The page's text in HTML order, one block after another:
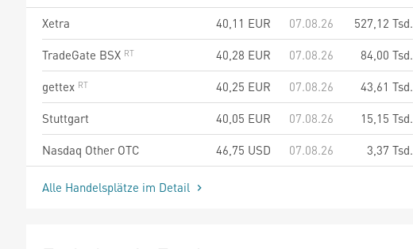
Xetra
40,11 EUR 07.08.26
527,12 Tsd.
TradeGate BSX
40,28 EUR 07.08.26
84,00 Tsd.
gettex
40,25 EUR 07.08.26
43,61 Tsd.
Stuttgart
40,05 EUR 07.08.26
15,15 Tsd.
Nasdaq Other OTC
46,75 USD 07.08.26 3,37 Tsd.
Alle Handelsplätze im Detail